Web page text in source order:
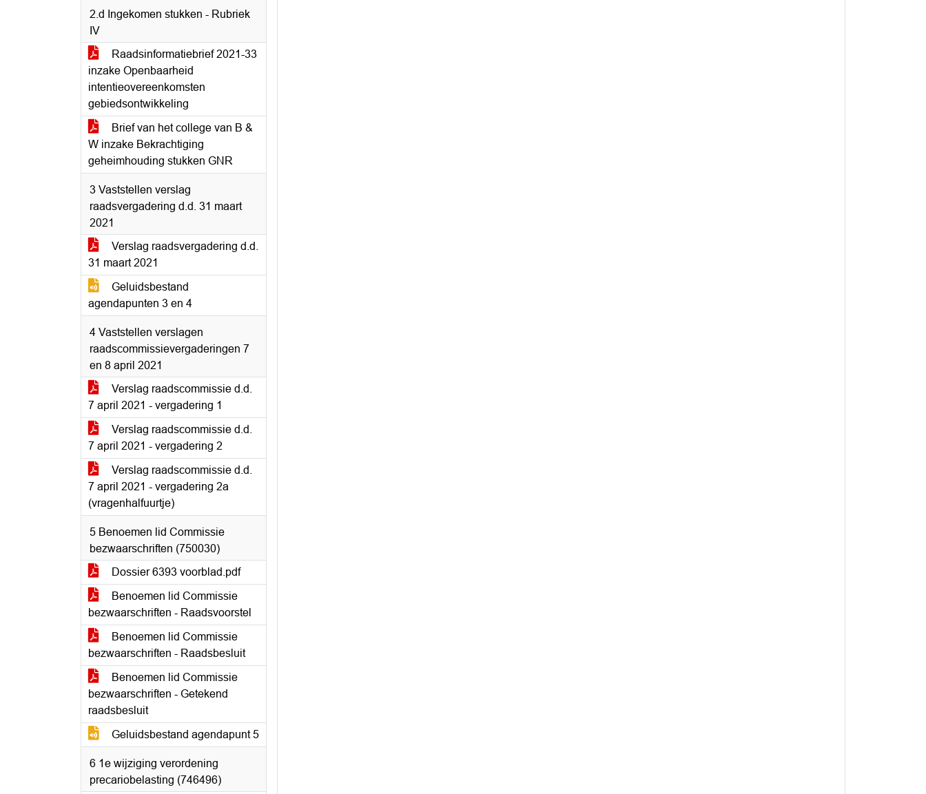
2.d Ingekomen stukken - Rubriek
IV
Raadsinformatiebrief 2021-33
inzake Openbaarheid
intentieovereenkomsten
gebiedsontwikkeling
Brief van het college van B &
W inzake Bekrachtiging
geheimhouding stukken GNR
3 Vaststellen verslag
raadsvergadering d.d. 31 maart
2021
Verslag raadsvergadering d.d.
31 maart 2021
Geluidsbestand
agendapunten 3 en 4
4 Vaststellen verslagen
raadscommissievergaderingen 7
en 8 april 2021
Verslag raadscommissie d.d.
7 april 2021 - vergadering 1
Verslag raadscommissie d.d.
7 april 2021 - vergadering 2
Verslag raadscommissie d.d.
7 april 2021 - vergadering 2a
(vragenhalfuurtje)
5 Benoemen lid Commissie
bezwaarschriften (750030)
Dossier 6393 voorblad.pdf
Benoemen lid Commissie
bezwaarschriften - Raadsvoorstel
Benoemen lid Commissie
bezwaarschriften - Raadsbesluit
Benoemen lid Commissie
bezwaarschriften - Getekend
raadsbesluit
Geluidsbestand agendapunt 5
6 1e wijziging verordening
precariobelasting (746496)